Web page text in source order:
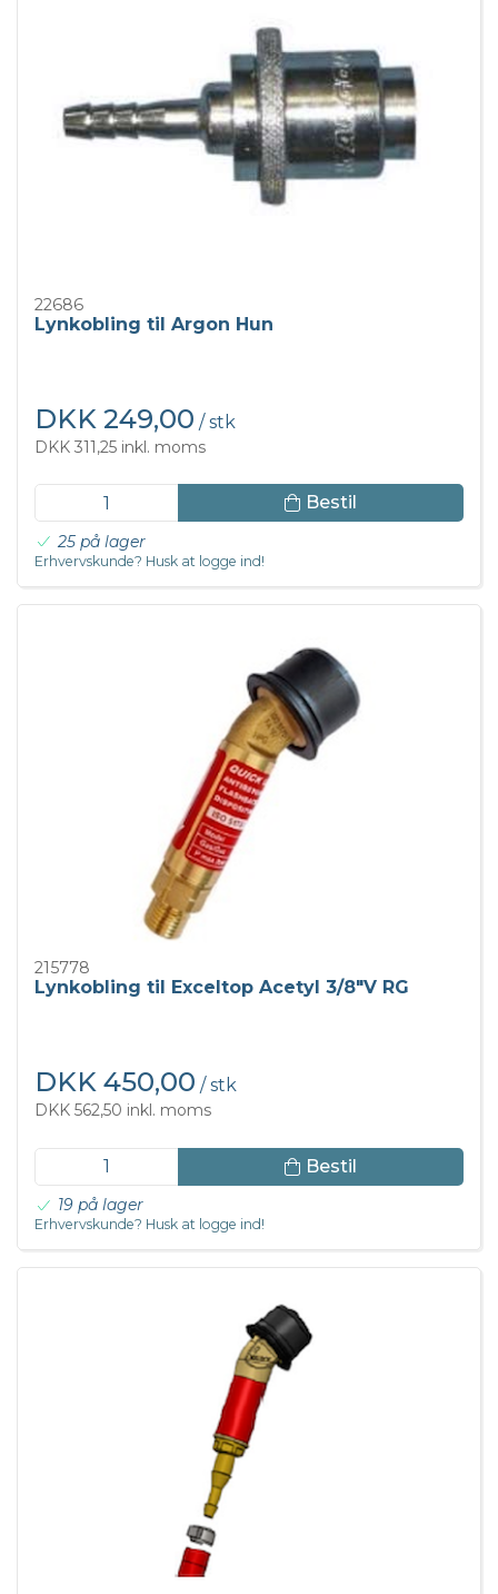
22686
Lynkobling til Argon Hun
DKK 249,00 / stk
DKK 311,25 inkl. moms
Bestil
25 på lager
Erhvervskunde? Husk at logge ind!
215778
Lynkobling til Exceltop Acetyl 3/8"V RG
DKK 450,00 / stk
DKK 562,50 inkl. moms
Bestil
19 på lager
Erhvervskunde? Husk at logge ind!